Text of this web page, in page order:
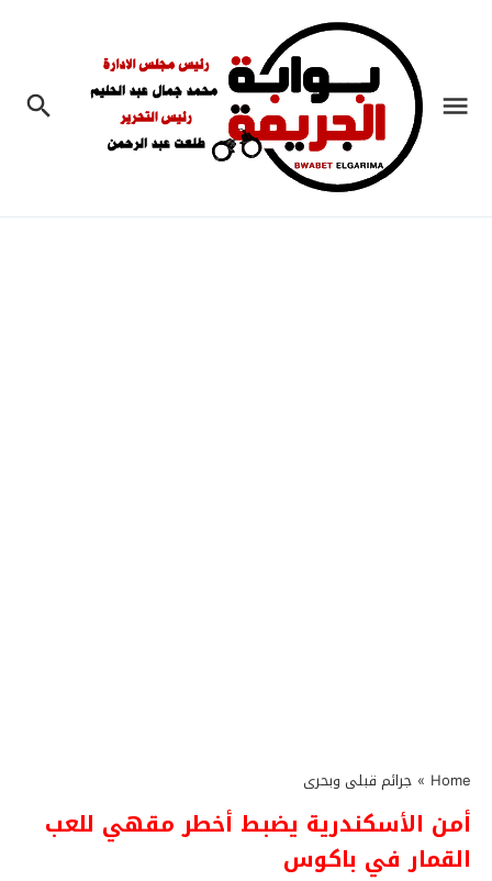
Home
» جرائم قبلى وبحرى
أمن الأسكندرية يضبط أخطر مقهي للعب
القمار في باكوس